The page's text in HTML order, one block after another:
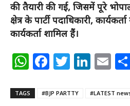
की तैयारी की गई, जिसमें पूरे
क्षेत्र के पार्टी पदाधिकारी,
कार्यकर्ता शामिल हैं।
WhatsApp
Facebook
Twitter
TAGS #BJP PARTTY #LATEST